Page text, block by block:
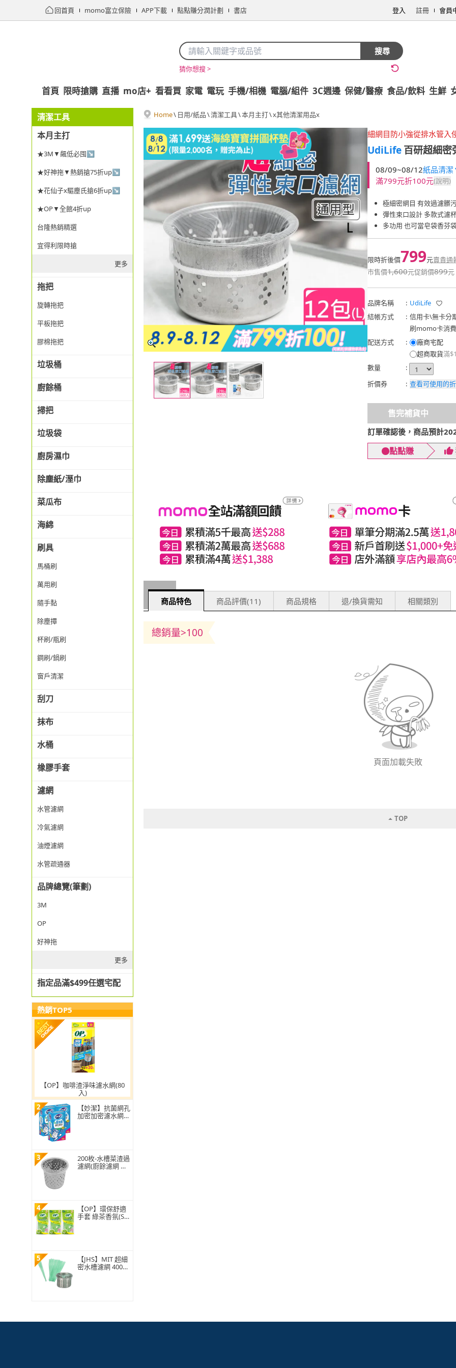
回首頁 momo富立保險 APP下載 點點賺分潤計劃 書店 登入 註冊 會員
搜尋
猜你想搜 >
首頁 限時搶購 直播 mo店+ 看看買 家電 電玩 手機/相機 電腦/組件 3C週邊 保健/醫療 食品/飲料 生鮮
清潔工具
本月主打
★3M▼飆低必囤↘
★好神拖▼熱銷搶75折up↘
★花仙子x驅塵氏搶6折up↘
★OP▼全館4折up
台隆熱銷精選
宜得利限時搶
更多
拖把
旋轉拖把
平板拖把
膠棉拖把
垃圾桶
廚餘桶
掃把
垃圾袋
廚房濕巾
除塵紙/溼巾
菜瓜布
海綿
刷具
馬桶刷
萬用刷
隨手黏
除塵撢
杯刷/瓶刷
鋼刷/鍋刷
窗戶清潔
刮刀
抹布
水桶
橡膠手套
濾網
水管濾網
冷氣濾網
油煙濾網
水管疏通器
品牌總覽(筆劃)
3M
OP
好神拖
更多
指定品滿$499任選宅配
熱銷TOP5
【OP】咖啡渣淨味濾水網(80
入)
2
【妙潔】抗菌網孔
加密加密濾水網-
3
200枚-水槽菜渣過
濾網(廚餘濾網 菜
4
【OP】環保舒適
手套 綠茶香氛(S/
5
【JHS】MIT 超細
密水槽濾網 400入
Home\ 日用/紙品\清潔工具\本月主打\x其他清潔用品x
細網目防小強從排水管入
UdiLife百研超細密
08/09~08/12紙品清
滿799元折100元(說明)
極細密網目 有效過濾髒
彈性束口設計 多款式濾
多功用 也可當皂袋香芬
限時折後價799元賣貴通
市售價1,600元促銷價899元
品牌名稱 : UdiLife
結帳方式
: 信用卡\無卡分
刷momo卡消
配送方式
:
廠商宅配
超商取貨滿
數量
:
折價券
: 查看可使用的
售完補貨中
訂單確認後，商品預計
點點賺
商品特色 商品評價(11) 商品規格 退/換貨需知 相關類別
總銷量>100
頁面加載失敗
TOP